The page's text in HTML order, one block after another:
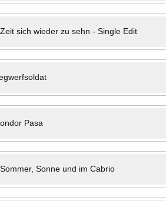
sich wieder zu sehn - Single Edit
Pasa
Sommer, Sonne und im Cabrio